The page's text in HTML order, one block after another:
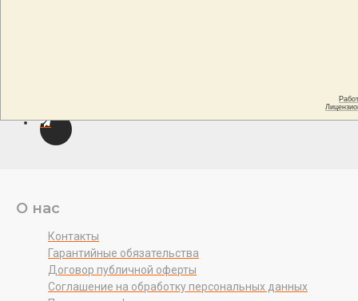
О нас
Контакты
Гарантийные обязательства
Договор публичной оферты
Соглашение на обработку персональных данных